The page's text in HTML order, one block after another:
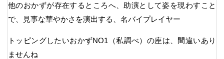
他のおかずが存在するところへ、助演として姿を現わすこと
で、見事な華やかさを演出する、名バイプレイヤー
トッピングしたいおかずNO1（私調べ）の座は、間違いあり
ませんね